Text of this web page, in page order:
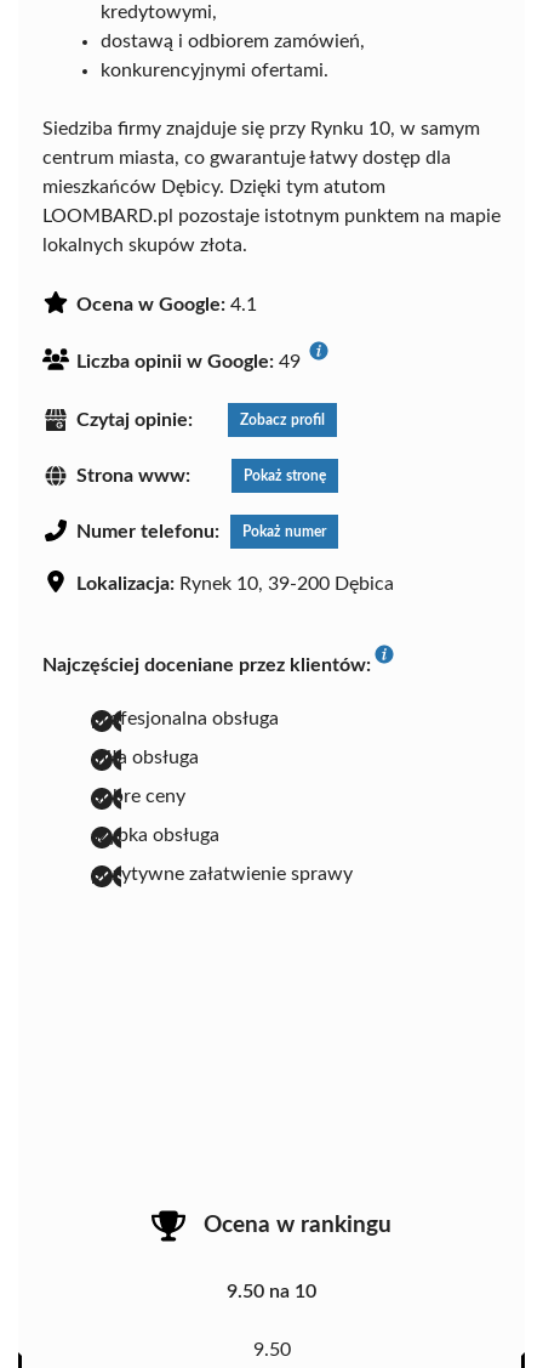
kredytowymi,
dostawą i odbiorem zamówień,
konkurencyjnymi ofertami.
Siedziba firmy znajduje się przy Rynku 10, w samym
centrum miasta, co gwarantuje łatwy dostęp dla
mieszkańców Dębicy. Dzięki tym atutom
LOOMBARD.pl pozostaje istotnym punktem na mapie
lokalnych skupów złota.
Ocena w Google: 4.1
Liczba opinii w Google: 49
Czytaj opinie: Zobacz profil
Strona www: Pokaż stronę
Numer telefonu: Pokaż numer
Lokalizacja: Rynek 10, 39-200 Dębica
Najczęściej doceniane przez klientów:
profesjonalna obsługa
miła obsługa
dobre ceny
szybka obsługa
pozytywne załatwienie sprawy
Ocena w rankingu
9.50 na 10
9.50